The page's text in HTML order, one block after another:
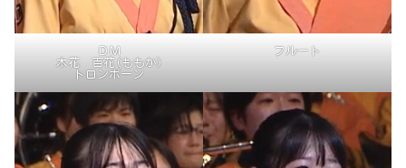
ＤＭ
木花 百花(ももか)
トロンボーン
フルート